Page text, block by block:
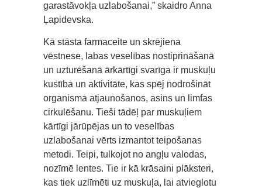
garastāvokļa uzlabošanai,” skaidro Anna
Ļapidevska.
Kā stāsta farmaceite un skrējiena
vēstnese, labas veselības nostiprināšanā
un uzturēšanā ārkārtīgi svarīga ir muskuļu
kustība un aktivitāte, kas spēj nodrošināt
organisma atjaunošanos, asins un limfas
cirkulēšanu. Tieši tādēļ par muskuļiem
kārtīgi jārūpējas un to veselības
uzlabošanai vērts izmantot teipošanas
metodi. Teipi, tulkojot no angļu valodas,
nozīmē lentes. Tie ir kā krāsaini plāksteri,
kas tiek uzlīmēti uz muskuļa, lai atvieglotu